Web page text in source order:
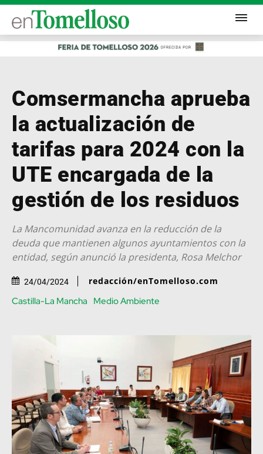
Comsermancha aprueba
la actualización de
tarifas para 2024 con la
UTE encargada de la
gestión de los residuos
La Mancomunidad avanza en la reducción de la
deuda que mantienen algunos ayuntamientos con la
entidad, según anunció la presidenta, Rosa Melchor
24/04/2024 redacción/enTomelloso.com
Castilla-La Mancha Medio Ambiente